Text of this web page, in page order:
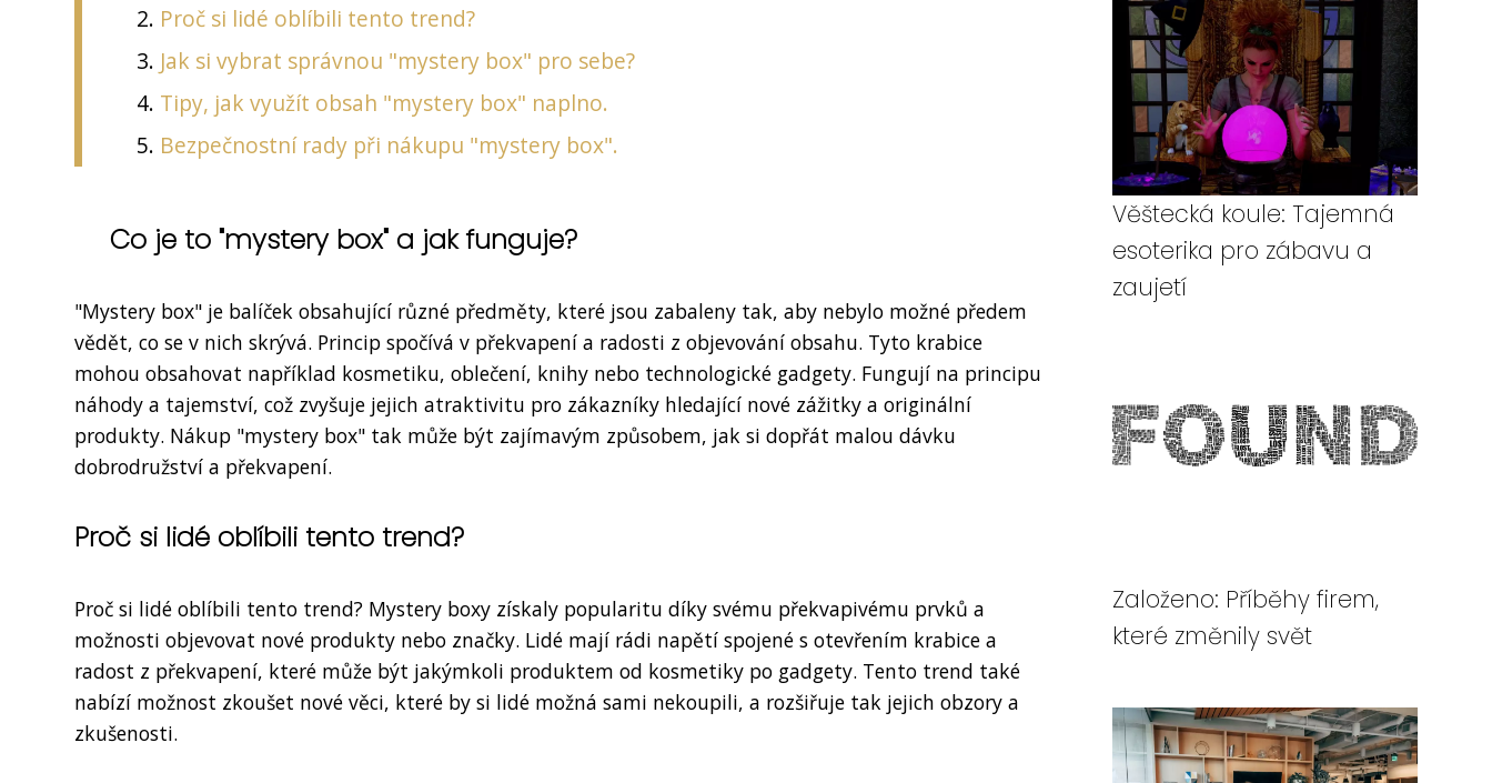
Proč si lidé oblíbili tento trend?
Jak si vybrat správnou "mystery box" pro sebe?
Tipy, jak využít obsah "mystery box" naplno.
Bezpečnostní rady při nákupu "mystery box".
Co je to "mystery box" a jak funguje?
"Mystery box" je balíček obsahující různé předměty, které jsou zabaleny tak, aby nebylo možné předem
vědět, co se v nich skrývá. Princip spočívá v překvapení a radosti z objevování obsahu. Tyto krabice
mohou obsahovat například kosmetiku, oblečení, knihy nebo technologické gadgety. Fungují na principu
náhody a tajemství, což zvyšuje jejich atraktivitu pro zákazníky hledající nové zážitky a originální
produkty. Nákup "mystery box" tak může být zajímavým způsobem, jak si dopřát malou dávku
dobrodružství a překvapení.
Proč si lidé oblíbili tento trend?
Proč si lidé oblíbili tento trend? Mystery boxy získaly popularitu díky svému překvapivému prvků a
možnosti objevovat nové produkty nebo značky. Lidé mají rádi napětí spojené s otevřením krabice a
radost z překvapení, které může být jakýmkoli produktem od kosmetiky po gadgety. Tento trend také
nabízí možnost zkoušet nové věci, které by si lidé možná sami nekoupili, a rozšiřuje tak jejich obzory a
zkušenosti.
Věštecká koule: Tajemná
esoterika pro zábavu a
zaujetí
Založeno: Příběhy firem,
které změnily svět